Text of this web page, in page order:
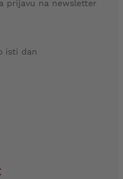
prijavu na newsletter
isti dan